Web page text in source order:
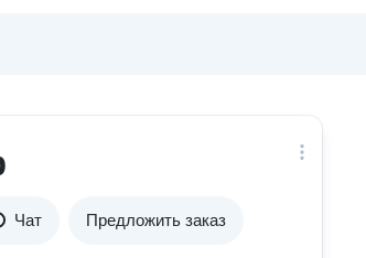
Чат Предложить заказ